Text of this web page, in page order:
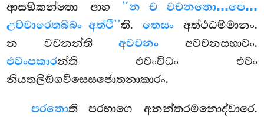
ආසඞ්කන්තො ආහ ‘‘න ච වචනතො…පෙ…
උච්චාරෙතබ්බං අත්ථී’’ති. තෙසංඅත්ථධම්මානං.
න වචනන්තිඅවචනං අවචනසභාවං.
එවංපකාරන්ති එවංවිධං එවං
නියතලිඞ්ගවිසෙසජොතනාකාරං.
පරතොතිපරභාගෙ අනන්තරමනොද්වාරෙ.